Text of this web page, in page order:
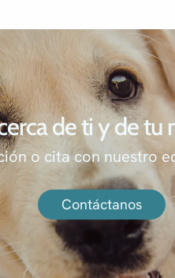
de ti y de tu
o cita con nuestro
Contáctanos